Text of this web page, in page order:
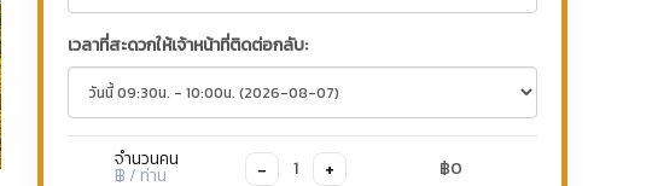
เวลาที่สะดวกให้เจ้าหน้าที่ติดต่อกลับ:
จำนวนคน
฿ / ท่าน − 1 + ฿0